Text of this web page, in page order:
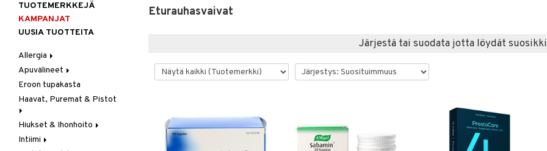
Eturauhasvaivat
Järjestä tai suodata jotta löydät
TUOTEMERKKEJÄ
KAMPANJAT
UUSIA TUOTTEITA
Allergia
Nenäsuihkeet
Silmätipat
Apuvälineet
Hygienia
Kävely & Seisominen
Saa kiinni & Ylety
Eroon tupakasta
Haavat, Puremat & Pistot
Ensiapu
Haavat
Hiukset & Ihonhoito
Erityistuotteet
Intiimi